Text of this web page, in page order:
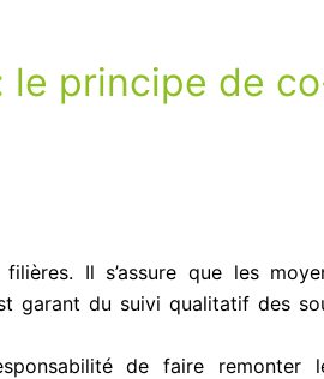
le principe de
Il s’assure que les
garant du suivi qualitatif des
de faire remonter